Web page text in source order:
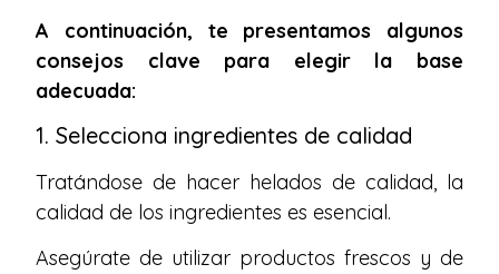
A continuación, te presentamos algunos
consejos clave para elegir la base
adecuada:
1. Selecciona ingredientes de calidad
Tratándose de hacer helados de calidad, la
calidad de los ingredientes es esencial.
Asegúrate de utilizar productos frescos y de